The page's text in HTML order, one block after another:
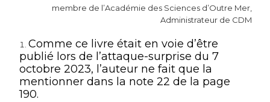
membre de l’Académie des Sciences d’Outre Mer,
Administrateur de CDM
Comme ce livre était en voie d’être
publié lors de l’attaque-surprise du 7
octobre 2023, l’auteur ne fait que la
mentionner dans la note 22 de la page
190.